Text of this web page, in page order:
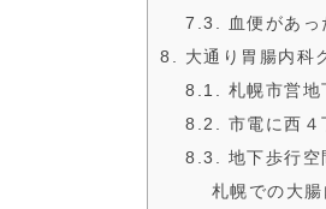
7.3. 血便があっ
8. 大通り胃腸内科
8.1. 札幌市営地
8.2. 市電に西４
8.3. 地下歩行空
札幌での大